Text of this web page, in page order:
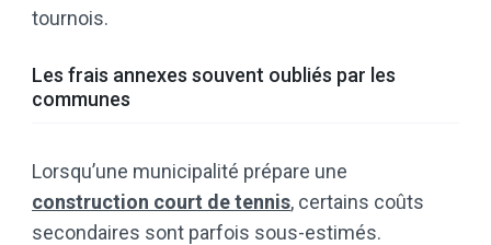
tournois.
Les frais annexes souvent oubliés par les
communes
Lorsqu’une municipalité prépare une
construction court de tennis, certains coûts
secondaires sont parfois sous-estimés.